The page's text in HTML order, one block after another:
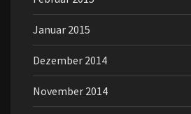
Januar 2015
Dezember 2014
November 2014